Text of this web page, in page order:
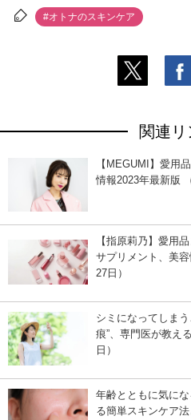
#オトナのスキンケア
関連リ
【MEGUMI】愛用
情報2023年最新版
【指原莉乃】愛用
サプリメント、美
27日）
シミになってしま
痕”、専門医が教え
日）
年齢とともに気に
る簡単スキンケア法